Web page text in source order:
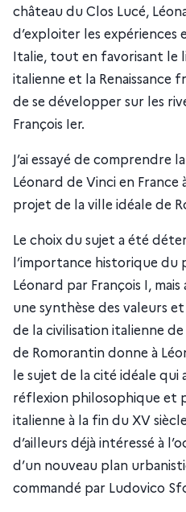
château du Clos Lucé,
d’exploiter les expériences
Italie, tout en favorisant le
italienne et la Renaissance
de se développer sur les
François Ier.
J’ai essayé de comprendre
Léonard de Vinci en
projet de la ville idéale de
Le choix du sujet a été
l’importance historique du
Léonard par François I,
une synthèse des valeurs
de la civilisation italienne
de Romorantin donne à
le sujet de la cité idéale
réflexion philosophique et
italienne à la fin du XV
d’ailleurs déjà intéressé à
d’un nouveau plan
commandé par Ludovico